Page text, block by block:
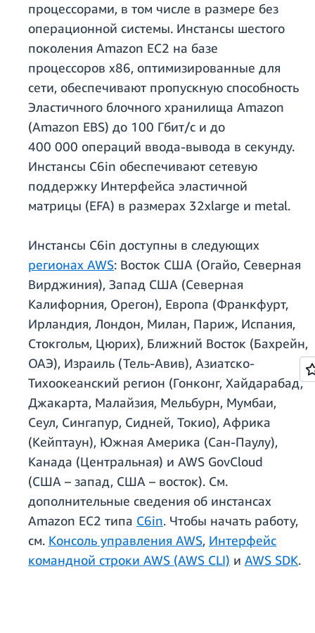
процессорами, в том числе в размере без
операционной системы. Инстансы шестого
поколения Amazon EC2 на базе
процессоров x86, оптимизированные для
сети, обеспечивают пропускную способность
Эластичного блочного хранилища Amazon
(Amazon EBS) до 100 Гбит/с и до
400 000 операций ввода-вывода в секунду.
Инстансы C6in обеспечивают сетевую
поддержку Интерфейса эластичной
матрицы (EFA) в размерах 32xlarge и metal.
Инстансы C6in доступны в следующих
регионах AWS: Восток США (Огайо, Северная
Вирджиния), Запад США (Северная
Калифорния, Орегон), Европа (Франкфурт,
Ирландия, Лондон, Милан, Париж, Испания,
Стокгольм, Цюрих), Ближний Восток (Бахрейн,
ОАЭ), Израиль (Тель-Авив), Азиатско-
Тихоокеанский регион (Гонконг, Хайдарабад,
Джакарта, Малайзия, Мельбурн, Мумбаи,
Сеул, Сингапур, Сидней, Токио), Африка
(Кейптаун), Южная Америка (Сан-Паулу),
Канада (Центральная) и AWS GovCloud
(США – запад, США – восток). См.
дополнительные сведения об инстансах
Amazon EC2 типа C6in. Чтобы начать работу,
см. Консоль управления AWS, Интерфейс
командной строки AWS (AWS CLI) и AWS SDK.